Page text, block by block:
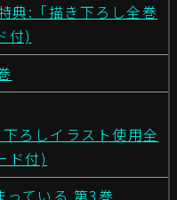
典:「描き下ろし全巻
付)
ろしイラスト使用全
ド付)